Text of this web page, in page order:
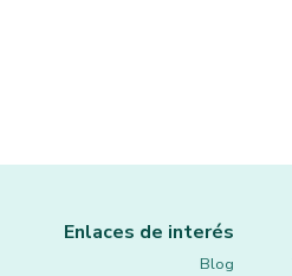
Enlaces de interés
Blog